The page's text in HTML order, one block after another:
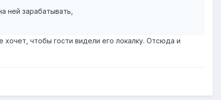
ней зарабатывать,
хочет, чтобы гости видели его локалку. Отсюда и